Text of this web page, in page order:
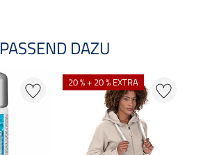
PASSEND DAZU
20 % + 20 % EXTRA